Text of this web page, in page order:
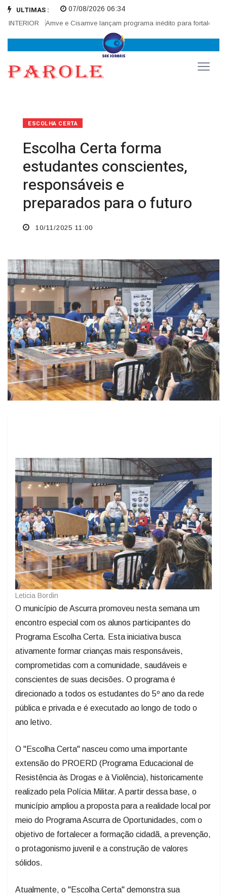
ULTIMAS :
Amve e Cisamve lançam programa inédito para fortalecer
07/08/2026 06:34
ESCOLHA CERTA
Escolha Certa forma
estudantes conscientes,
responsáveis e
preparados para o futuro
10/11/2025 11:00
Leticia Bordin
​O município de Ascurra promoveu nesta semana um
encontro especial com os alunos participantes do
Programa Escolha Certa. Esta iniciativa busca
ativamente formar crianças mais responsáveis,
comprometidas com a comunidade, saudáveis e
conscientes de suas decisões. O programa é
direcionado a todos os estudantes do 5º ano da rede
pública e privada e é executado ao longo de todo o
ano letivo.
O "Escolha Certa" nasceu como uma importante
extensão do PROERD (Programa Educacional de
Resistência às Drogas e à Violência), historicamente
realizado pela Polícia Militar. A partir dessa base, o
município ampliou a proposta para a realidade local por
meio do Programa Ascurra de Oportunidades, com o
objetivo de fortalecer a formação cidadã, a prevenção,
o protagonismo juvenil e a construção de valores
sólidos.
Atualmente, o "Escolha Certa" demonstra sua